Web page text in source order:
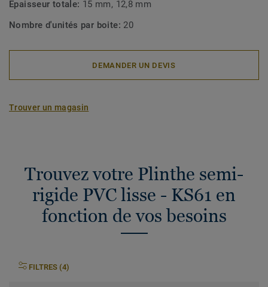
Epaisseur totale: 15 mm, 12,8 mm
Nombre d'unités par boite: 20
DEMANDER UN DEVIS
Trouver un magasin
Trouvez votre Plinthe semi-
rigide PVC lisse - KS61 en
fonction de vos besoins
FILTRES (4)